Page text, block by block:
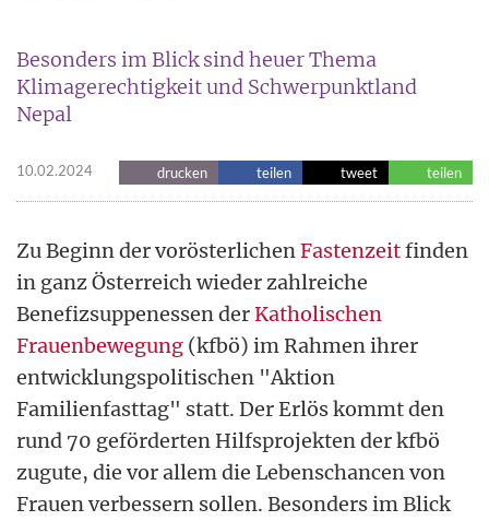
Besonders im Blick sind heuer Thema
Klimagerechtigkeit und Schwerpunktland
Nepal
10.02.2024 drucken teilen tweet teilen
Zu Beginn der vorösterlichenFastenzeitfinden
in ganz Österreich wieder zahlreiche
Benefizsuppenessen derKatholischen
Frauenbewegung (kfbö) im Rahmen ihrer
entwicklungspolitischen "Aktion
Familienfasttag" statt. Der Erlös kommt den
rund 70 geförderten Hilfsprojekten der kfbö
zugute, die vor allem die Lebenschancen von
Frauen verbessern sollen. Besonders im Blick